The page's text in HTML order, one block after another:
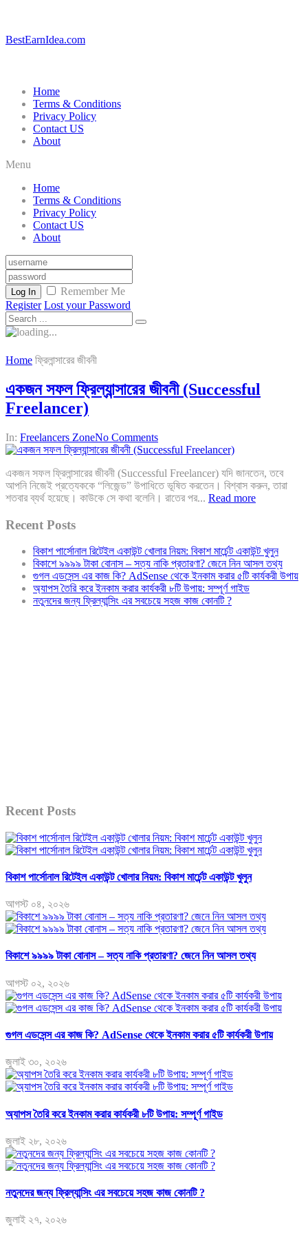
BestEarnIdea.com
Home
Terms & Conditions
Privacy Policy
Contact US
About
Menu
Home
Terms & Conditions
Privacy Policy
Contact US
About
Log In
Remember Me
Register Lost your Password
Home ফ্রিলান্সারের জীবনী
একজন সফল ফ্রিল্যান্সারের জীবনী (Successful
Freelancer)
In: Freelancers ZoneNo Comments
একজন সফল ফ্রিলান্সারের জীবনী (Successful Freelancer) যদি জানতেন, তবে
আপনি নিজেই প্রত্যেককে “লিজেন্ড” উপাধিতে ভূষিত করতেন। বিশ্বাস করুন, তারা
শতবার ব্যর্থ হয়েছে। কাউকে সে কথা বলেনি। রাতের পর... Read more
Recent Posts
বিকাশ পার্সোনাল রিটেইল একাউন্ট খোলার নিয়ম: বিকাশ মার্চেন্ট একাউন্ট খুলুন
বিকাশে ৯৯৯৯ টাকা বোনাস – সত্য নাকি প্রতারণা? জেনে নিন আসল তথ্য
গুগল এডসেন্স এর কাজ কি? AdSense থেকে ইনকাম করার ৫টি কার্যকরী উপায়
অ্যাপস তৈরি করে ইনকাম করার কার্যকরী ৮টি উপায়: সম্পূর্ণ গাইড
নতুনদের জন্য ফ্রিল্যান্সিং এর সবচেয়ে সহজ কাজ কোনটি ?
Recent Posts
বিকাশ পার্সোনাল রিটেইল একাউন্ট খোলার নিয়ম: বিকাশ মার্চেন্ট একাউন্ট খুলুন
আগস্ট ০৪, ২০২৬
বিকাশে ৯৯৯৯ টাকা বোনাস – সত্য নাকি প্রতারণা? জেনে নিন আসল তথ্য
আগস্ট ০২, ২০২৬
গুগল এডসেন্স এর কাজ কি? AdSense থেকে ইনকাম করার ৫টি কার্যকরী উপায়
জুলাই ৩০, ২০২৬
অ্যাপস তৈরি করে ইনকাম করার কার্যকরী ৮টি উপায়: সম্পূর্ণ গাইড
জুলাই ২৮, ২০২৬
নতুনদের জন্য ফ্রিল্যান্সিং এর সবচেয়ে সহজ কাজ কোনটি ?
জুলাই ২৭, ২০২৬